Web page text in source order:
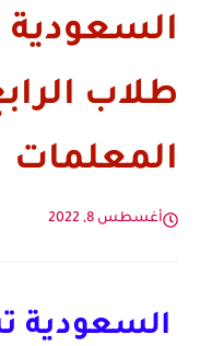
طلاب
المعلمات
أغسطس 8, 2022
السعودية